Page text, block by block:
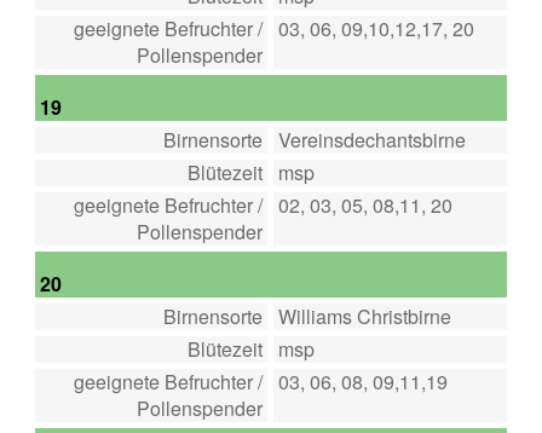
geeignete Befruchter /
Pollenspender
03, 06, 09,10,12,17, 20
19
Birnensorte Vereinsdechantsbirne
Blütezeit
msp
geeignete Befruchter /
Pollenspender
02, 03, 05, 08,11, 20
20
Birnensorte Williams Christbirne
Blütezeit
msp
geeignete Befruchter /
Pollenspender
03, 06, 08, 09,11,19